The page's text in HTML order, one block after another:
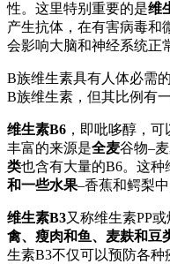
性。这里特别重要的是维
产生抗体，在有害病毒和
会影响大脑和神经系统正
B族维生素具有人体必需
B族维生素，但其比例有
维生素B6 ，即吡哆醇，
丰富的来源是全麦谷物–
类也含有大量的B6。这种
和一些水果–香蕉和鳄梨中
维生素B3又称维生素PP
禽、瘦肉和鱼、麦麸和豆
生素B3不仅可以预防各